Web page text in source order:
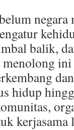
negara
balik,
hidup
kerjasama